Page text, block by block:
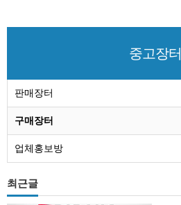
중고장터
판매장터
구매장터
업체홍보방
최근글